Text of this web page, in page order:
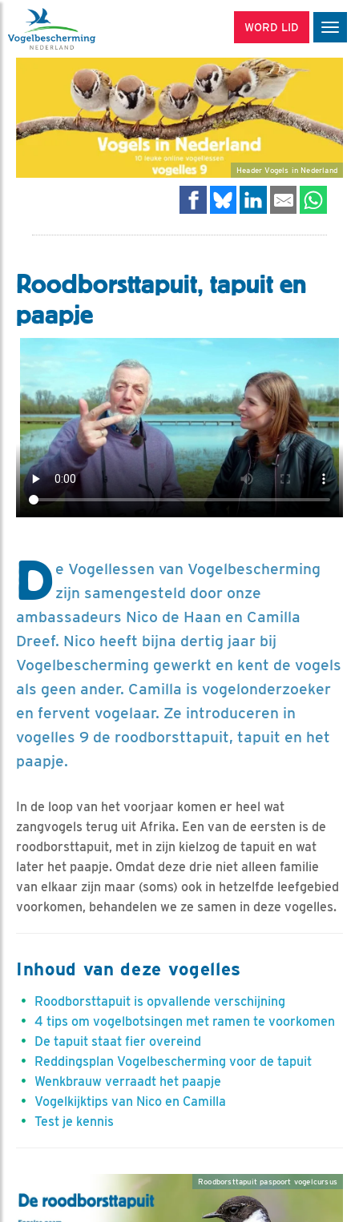
WORD LID
Header Vogels in Nederland
Roodborsttapuit, tapuit en
paapje
Video in nieuw venster openen
De Vogellessen van Vogelbescherming
zijn samengesteld door onze
ambassadeurs Nico de Haan en Camilla
Dreef. Nico heeft bijna dertig jaar bij
Vogelbescherming gewerkt en kent de vogels
als geen ander. Camilla is vogelonderzoeker
en fervent vogelaar. Ze introduceren in
vogelles 9 de roodborsttapuit, tapuit en het
paapje.
In de loop van het voorjaar komen er heel wat
zangvogels terug uit Afrika. Een van de eersten is de
roodborsttapuit, met in zijn kielzog de tapuit en wat
later het paapje. Omdat deze drie niet alleen familie
van elkaar zijn maar (soms) ook in hetzelfde leefgebied
voorkomen, behandelen we ze samen in deze vogelles.
Inhoud van deze vogelles
Roodborsttapuit is opvallende verschijning
4 tips om vogelbotsingen met ramen te voorkomen
De tapuit staat fier overeind
Reddingsplan Vogelbescherming voor de tapuit
Wenkbrauw verraadt het paapje
Vogelkijktips van Nico en Camilla
Test je kennis
Roodborsttapuit paspoort vogelcursus